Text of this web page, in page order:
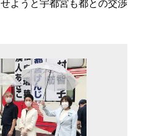
ようと宇都宮も都との交渉